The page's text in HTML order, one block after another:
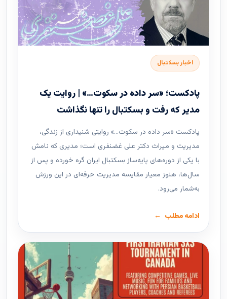
اخبار بسکتبال
پادکست؛ «سر داده در سکوت…» | روایت یک
مدیر که رفت و بسکتبال را تنها نگذاشت
پادکست «سر داده در سکوت…» روایتی شنیداری از زندگی،
مدیریت و میراث دکتر علی غضنفری است؛ مدیری که نامش
با یکی از دوره‌های پایه‌ساز بسکتبال ایران گره خورده و پس از
سال‌ها، هنوز معیار مقایسه مدیریت حرفه‌ای در این ورزش
به‌شمار می‌رود.
ادامه مطلب